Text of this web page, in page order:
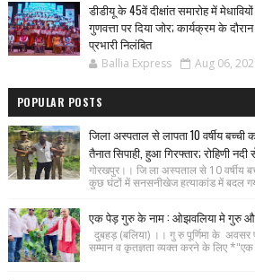
डीडीयू के 45वें दीक्षांत समारोह में
गुणवत्ता पर दिया जोर; कार्यक्रम के
प्रभारी निलंबित
Ballia Express Aug 06,
POPULAR POSTS
जिला अस्पताल से लापता 10 वर्षीय बच्ची
तैनात सिपाही, हुआ गिरफ्तार; रोहिणी
गोरखपुर।। जि ला अस्पताल से 10 वर्षीय
कुछ घंटों में सनसनीखेज हत्याकांड में बदल
एक पेड़ गुरु के नाम : ओझवलिया मे गुरु और
दुबहड़ (बलिया) ।। गु रु पूर्णिमा के
सम्मान व कृतज्ञता व्यक्त करने के लिए